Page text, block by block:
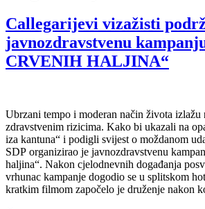
Callegarijevi vizažisti
javnozdravstvenu
CRVENIH HALJINA“
Ubrzani tempo i moderan način života izlažu
zdravstvenim rizicima. Kako bi ukazali na
iza kantuna“ i podigli svijest o moždanom
SDP organizirao je javnozdravstvenu
haljina“. Nakon cjelodnevnih događanja
vrhunac kampanje dogodio se u splitskom
kratkim filmom započelo je druženje nakon